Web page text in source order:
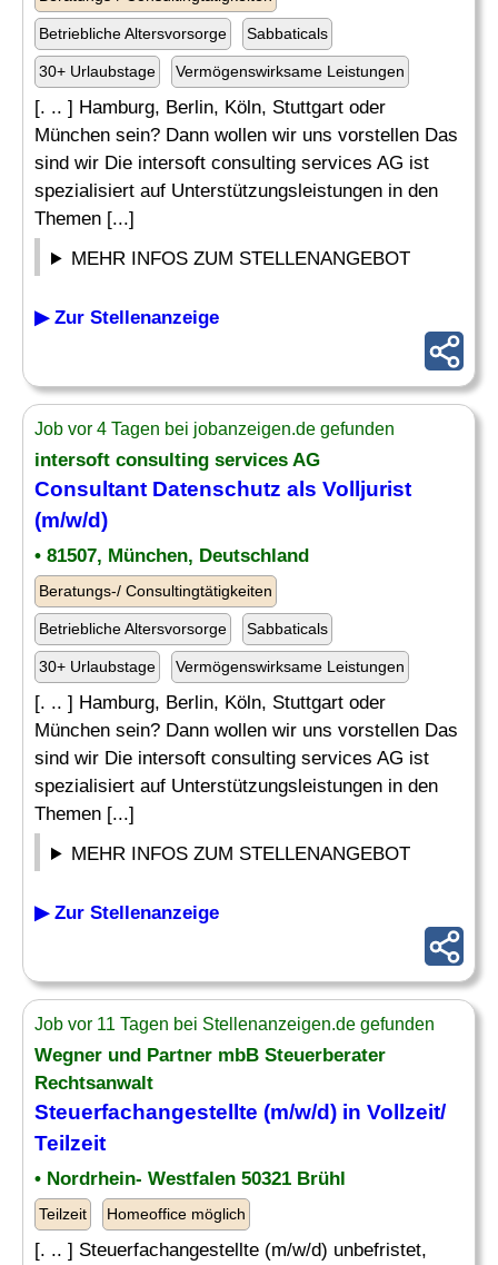
Betriebliche Altersvorsorge Sabbaticals
30+ Urlaubstage Vermögenswirksame Leistungen
[. .. ] Hamburg, Berlin, Köln, Stuttgart oder
München sein? Dann wollen wir uns vorstellen Das
sind wir Die intersoft consulting services AG ist
spezialisiert auf Unterstützungsleistungen in den
Themen [...]
MEHR INFOS ZUM STELLENANGEBOT
▶ Zur Stellenanzeige
Job vor 4 Tagen bei jobanzeigen.de gefunden
intersoft consulting services AG
Consultant Datenschutz als Volljurist
(m/w/d)
• 81507, München, Deutschland
Beratungs-/ Consultingtätigkeiten
Betriebliche Altersvorsorge Sabbaticals
30+ Urlaubstage Vermögenswirksame Leistungen
[. .. ] Hamburg, Berlin, Köln, Stuttgart oder
München sein? Dann wollen wir uns vorstellen Das
sind wir Die intersoft consulting services AG ist
spezialisiert auf Unterstützungsleistungen in den
Themen [...]
MEHR INFOS ZUM STELLENANGEBOT
▶ Zur Stellenanzeige
Job vor 11 Tagen bei Stellenanzeigen.de gefunden
Wegner und Partner mbB Steuerberater
Rechtsanwalt
Steuerfachangestellte (m/w/d) in Vollzeit/
Teilzeit
• Nordrhein- Westfalen 50321 Brühl
Teilzeit Homeoffice möglich
[. .. ] Steuerfachangestellte (m/w/d) unbefristet,